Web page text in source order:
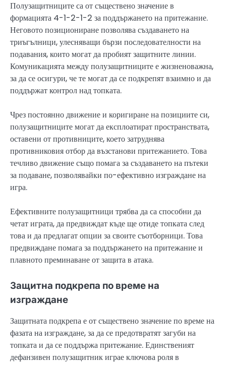
Полузащитниците са от съществено значение в
формацията 4-1-2-1-2 за поддържането на притежание.
Неговото позициониране позволява създаването на
триъгълници, улесняващи бързи последователности на
подавания, които могат да пробият защитните линии.
Комуникацията между полузащитниците е жизненоважна,
за да се осигури, че те могат да се подкрепят взаимно и да
поддържат контрол над топката.
Чрез постоянно движение и коригиране на позициите си,
полузащитниците могат да експлоатират пространствата,
оставени от противниците, което затруднява
противниковия отбор да възстанови притежанието. Това
течливо движение също помага за създаването на пътеки
за подаване, позволявайки по-ефективно изграждане на
игра.
Ефективните полузащитници трябва да са способни да
четат играта, да предвиждат къде ще отиде топката след
това и да предлагат опции за своите съотборници. Това
предвиждане помага за поддържането на притежание и
плавното преминаване от защита в атака.
Защитна подкрепа по време на
изграждане
Защитната подкрепа е от съществено значение по време на
фазата на изграждане, за да се предотвратят загуби на
топката и да се поддържа притежание. Единственият
дефанзивен полузащитник играе ключова роля в